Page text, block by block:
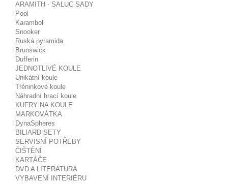
ARAMITH - SALUC SADY
Pool
Karambol
Snooker
Ruská pyramida
Brunswick
Dufferin
JEDNOTLIVÉ KOULE
Unikátní koule
Tréninkové koule
Náhradní hrací koule
KUFRY NA KOULE
MARKOVÁTKA
DynaSpheres
BILIARD SETY
SERVISNÍ POTŘEBY
ČIŠTĚNÍ
KARTÁČE
DVD A LITERATURA
VYBAVENÍ INTERIÉRU